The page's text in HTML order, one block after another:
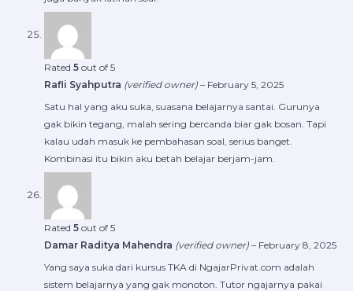
Rated 5 out of 5
Rafli Syahputra (verified owner) – February 5, 2025
Satu hal yang aku suka, suasana belajarnya santai. Gurunya
gak bikin tegang, malah sering bercanda biar gak bosan. Tapi
kalau udah masuk ke pembahasan soal, serius banget.
Kombinasi itu bikin aku betah belajar berjam-jam.
Rated 5 out of 5
Damar Raditya Mahendra (verified owner) – February 8, 2025
Yang saya suka dari kursus TKA di NgajarPrivat.com adalah
sistem belajarnya yang gak monoton. Tutor ngajarnya pakai